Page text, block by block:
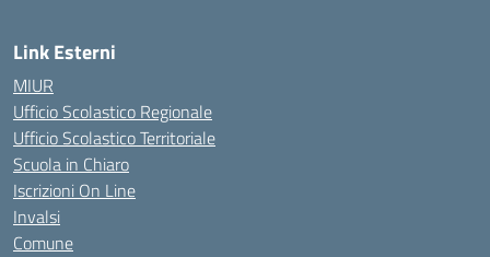
Link Esterni
MIUR
Ufficio Scolastico Regionale
Ufficio Scolastico Territoriale
Scuola in Chiaro
Iscrizioni On Line
Invalsi
Comune